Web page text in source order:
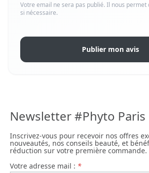
Votre email ne sera pas publié. Il nous permet
si nécessaire.
Publier mon avis
Newsletter #Phyto Paris
Inscrivez-vous pour recevoir nos offres
nouveautés, nos conseils beauté, et
réduction sur votre première commande.
Votre adresse mail : *